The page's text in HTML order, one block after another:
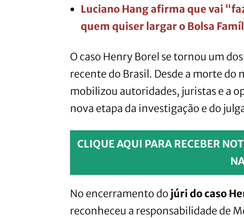
Luciano Hang afirma que vai
quem quiser largar o Bolsa
O caso Henry Borel se tornou um
recente do Brasil. Desde a morte do
mobilizou autoridades, juristas e a
nova etapa da investigação e do
CLIQUE AQUI PARA RECEBER
No encerramento do júri do caso
reconheceu a responsabilidade de